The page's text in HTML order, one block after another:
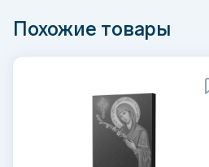
Похожие товары